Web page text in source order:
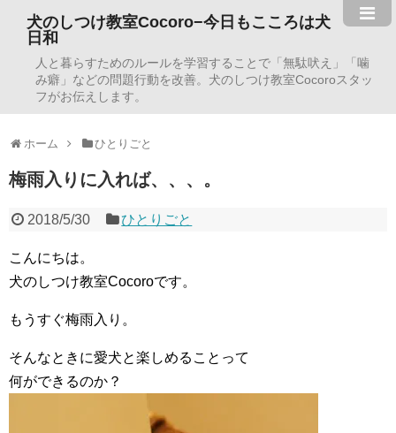
犬のしつけ教室Cocoro−今日もこころは犬
日和
人と暮らすためのルールを学習することで「無駄吠え」「噛
み癖」などの問題行動を改善。犬のしつけ教室Cocoroスタッ
フがお伝えします。
ホーム ひとりごと
梅雨入りに入れば、、、。
2018/5/30 ひとりごと
こんにちは。
犬のしつけ教室Cocoroです。
もうすぐ梅雨入り。
そんなときに愛犬と楽しめることって
何ができるのか？